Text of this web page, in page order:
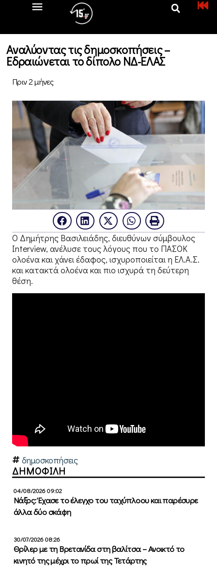
Αναλύοντας τις δημοσκοπήσεις –
Εδραιώνεται το δίπολο ΝΔ-ΕΛΑΣ
Πριν 2 μήνες
Ο Δημήτρης Βασιλειάδης, διευθύνων σύμβουλος
Interview, ανέλυσε τους λόγους που το ΠΑΣΟΚ
ολοένα και χάνει έδαφος, ισχυροποιείται η ΕΛ.Α.Σ.
και κατακτά ολοένα και πιο ισχυρά τη δεύτερη
θέση.
δημοσκοπήσεις
ΔΗΜΟΦΙΛΗ
04/08/2026 09:02
Νάξος: Έχασε το έλεγχο του ταχύπλοου και παρέσυρε
άλλα δύο σκάφη
30/07/2026 08:26
Θρίλερ με τη Βρετανίδα στη βαλίτσα – Ανοικτό το
κινητό της μέχρι το πρωί της Τετάρτης